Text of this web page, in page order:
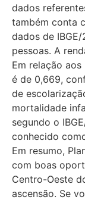
dados
também conta
dados de
pessoas. A
Em relação
é de 0,669,
de
mortalidade
segundo o
conhecido
Em resumo,
com boas
Centro-Oeste
ascensão. Se